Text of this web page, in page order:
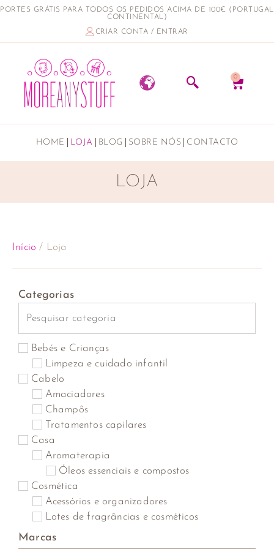
PORTES GRÁTIS PARA TODOS OS PEDIDOS ACIMA DE 100€ (PORTUGAL
CONTINENTAL)
CRIAR CONTA / ENTRAR
0
HOME LOJA BLOG SOBRE NÓS CONTACTO
LOJA
Início / Loja
Categorias
Bebés e Crianças
Limpeza e cuidado infantil
Cabelo
Amaciadores
Champôs
Tratamentos capilares
Casa
Aromaterapia
Óleos essenciais e compostos
Cosmética
Acessórios e organizadores
Lotes de fragrâncias e cosméticos
Marcas